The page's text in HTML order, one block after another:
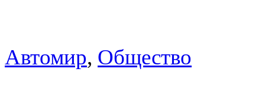
Автомир, Общество